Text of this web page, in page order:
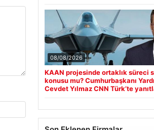
08/08/2026
KAAN projesinde ortaklık süreci
konusu mu? Cumhurbaşkanı
Cevdet Yılmaz CNN Türk’te